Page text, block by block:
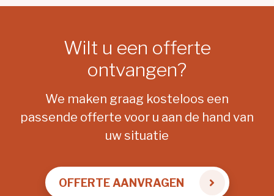
Wilt u een offerte
ontvangen?
We maken graag kosteloos een
passende offerte voor u aan de hand van
uw situatie
OFFERTE AANVRAGEN